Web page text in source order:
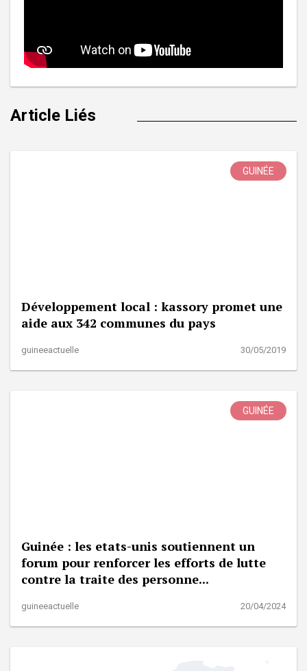
Article Liés
GUINÉE
Développement local : kassory promet une
aide aux 342 communes du pays
guineeactuelle 30/05/2019
GUINÉE
Guinée : les etats-unis soutiennent un
forum pour renforcer les efforts de lutte
contre la traite des personne...
guineeactuelle 20/04/2024